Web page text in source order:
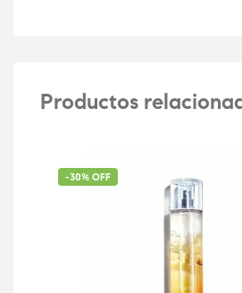
Productos
-30% OFF